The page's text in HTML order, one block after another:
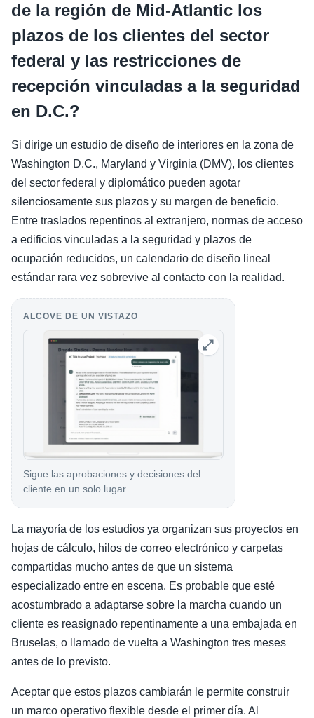
de la región de Mid-Atlantic los
plazos de los clientes del sector
federal y las restricciones de
recepción vinculadas a la seguridad
en D.C.?
Si dirige un estudio de diseño de interiores en la zona de
Washington D.C., Maryland y Virginia (DMV), los clientes
del sector federal y diplomático pueden agotar
silenciosamente sus plazos y su margen de beneficio.
Entre traslados repentinos al extranjero, normas de acceso
a edificios vinculadas a la seguridad y plazos de
ocupación reducidos, un calendario de diseño lineal
estándar rara vez sobrevive al contacto con la realidad.
ALCOVE DE UN VISTAZO
Sigue las aprobaciones y decisiones del
cliente en un solo lugar.
La mayoría de los estudios ya organizan sus proyectos en
hojas de cálculo, hilos de correo electrónico y carpetas
compartidas mucho antes de que un sistema
especializado entre en escena. Es probable que esté
acostumbrado a adaptarse sobre la marcha cuando un
cliente es reasignado repentinamente a una embajada en
Bruselas, o llamado de vuelta a Washington tres meses
antes de lo previsto.
Aceptar que estos plazos cambiarán le permite construir
un marco operativo flexible desde el primer día. Al